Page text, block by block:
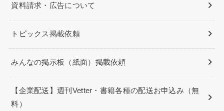
資料請求・広告について
トピックス掲載依頼
みんなの掲示板（紙面）掲載依頼
【企業配送】週刊Vetter・書籍各種の配送お申込み（無
料）